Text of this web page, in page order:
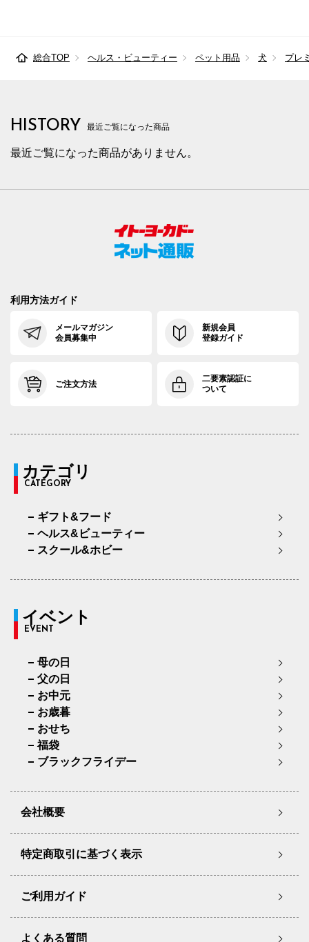
総合TOP ヘルス・ビューティー ペット用品 犬 プレ
HISTORY 最近ご覧になった商品
最近ご覧になった商品がありません。
利用方法ガイド
メールマガジン
会員募集中
新規会員
登録ガイド
ご注文方法
二要素認証に
ついて
カテゴリ
CATEGORY
ギフト&フード
ヘルス&ビューティー
スクール&ホビー
イベント
EVENT
母の日
父の日
お中元
お歳暮
おせち
福袋
ブラックフライデー
会社概要
特定商取引に基づく表示
ご利用ガイド
よくある質問